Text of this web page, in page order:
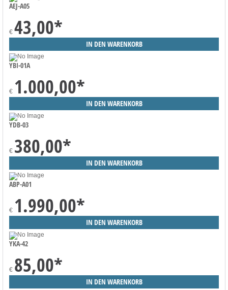
AEJ-A05
€ 43,00*
YBI-01A
€ 1.000,00*
YDB-03
€ 380,00*
ABP-A01
€ 1.990,00*
YKA-42
€ 85,00*